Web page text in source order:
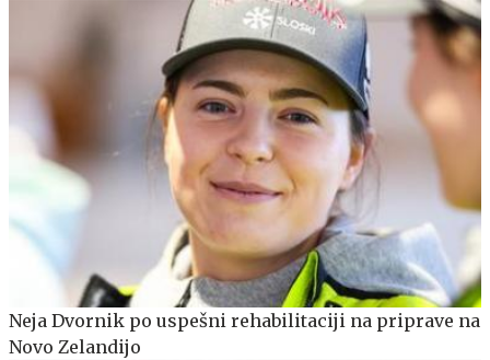
Neja Dvornik po uspešni rehabilitaciji na priprave na
Novo Zelandijo